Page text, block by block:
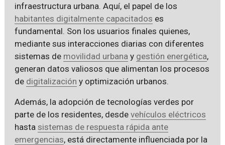
infraestructura urbana. Aquí, el papel de los
habitantes digitalmente capacitados es
fundamental. Son los usuarios finales quienes,
mediante sus interacciones diarias con diferentes
sistemas de movilidad urbana y gestión energética,
generan datos valiosos que alimentan los procesos
de digitalización y optimización urbanos.
Además, la adopción de tecnologías verdes por
parte de los residentes, desde vehículos eléctricos
hasta sistemas de respuesta rápida ante
emergencias, está directamente influenciada por la